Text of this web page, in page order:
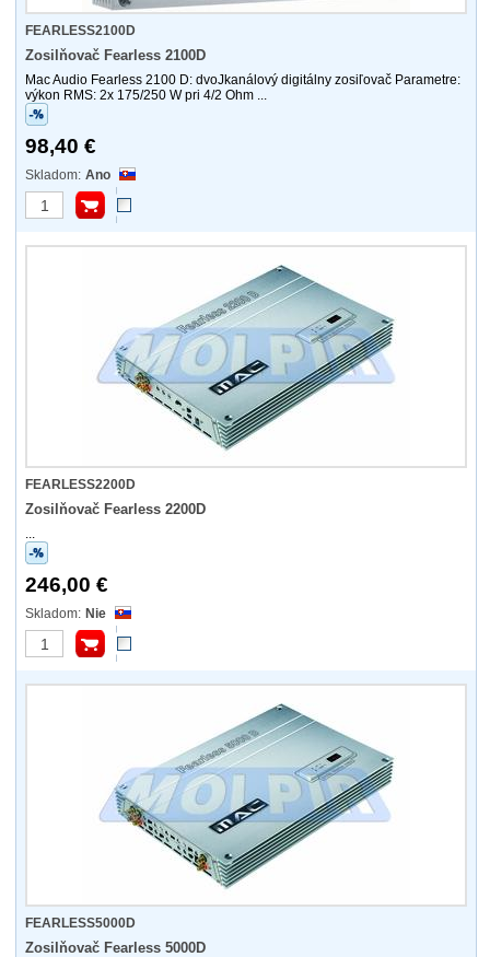
FEARLESS2100D
Zosilňovač Fearless 2100D
Mac Audio Fearless 2100 D: dvoJkanálový digitálny zosiľovač Parametre:
výkon RMS: 2x 175/250 W pri 4/2 Ohm ...
98,40 €
Ano
FEARLESS2200D
Zosilňovač Fearless 2200D
...
246,00 €
Nie
FEARLESS5000D
Zosilňovač Fearless 5000D